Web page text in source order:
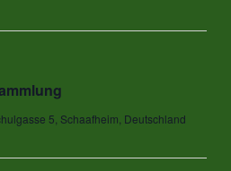
5, Schaafheim, Deutschland